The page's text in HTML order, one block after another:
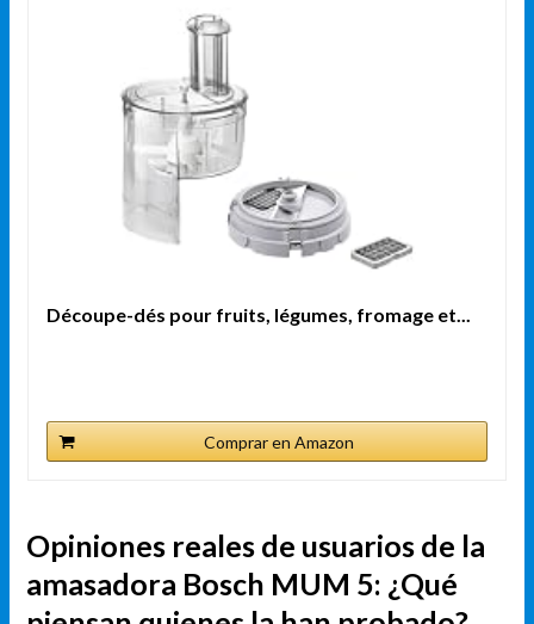
Découpe-dés pour fruits, légumes, fromage et...
Comprar en Amazon
Opiniones reales de usuarios de la
amasadora Bosch MUM 5: ¿Qué